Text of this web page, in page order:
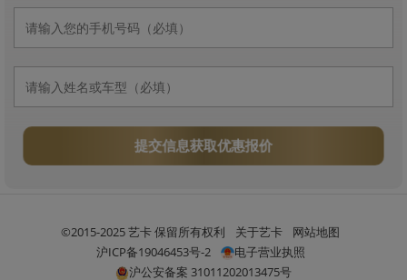
提交信息获取优惠报价
©2015-2025 艺卡 保留所有权利 关于艺卡
网站地图
沪ICP备19046453号-2
电子营业执照
沪公安备案 31011202013475号